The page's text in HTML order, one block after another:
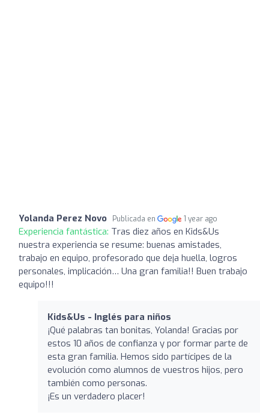
Yolanda Perez Novo Publicada en 1 year ago
Experiencia fantástica: Tras diez años en Kids&Us
nuestra experiencia se resume: buenas amistades,
trabajo en equipo, profesorado que deja huella, logros
personales, implicación… Una gran familia!! Buen trabajo
equipo!!!
Kids&Us - Inglés para niños
¡Qué palabras tan bonitas, Yolanda! Gracias por
estos 10 años de confianza y por formar parte de
esta gran familia. Hemos sido partícipes de la
evolución como alumnos de vuestros hijos, pero
también como personas.
¡Es un verdadero placer!